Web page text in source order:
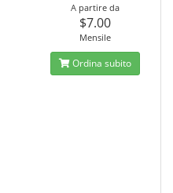
A partire da
$7.00
Mensile
Ordina subito